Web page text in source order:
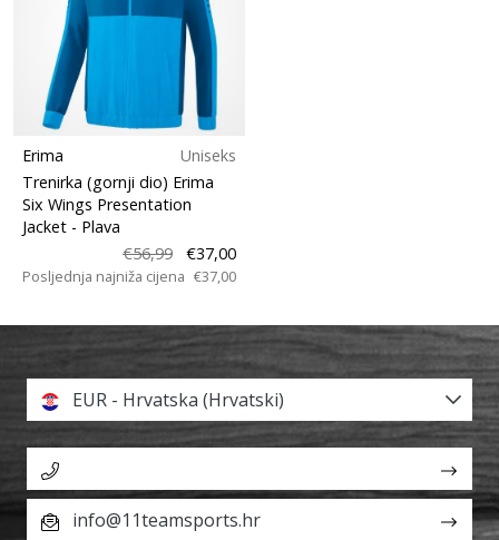
Erima
Uniseks
Trenirka (gornji dio) Erima
Six Wings Presentation
Jacket - Plava
€56,99
€37,00
Posljednja najniža cijena €37,00
EUR - Hrvatska (Hrvatski)
info@11teamsports.hr